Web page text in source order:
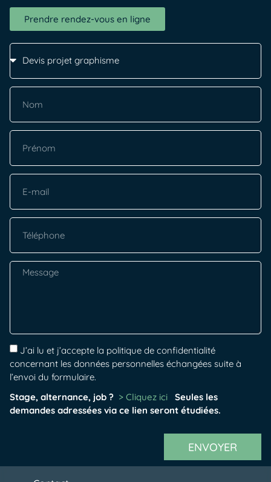
Prendre rendez-vous en ligne
J’ai lu et j’accepte la politique de confidentialité
concernant les données personnelles échangées suite à
l’envoi du formulaire.
Stage, alternance, job ? > Cliquez ici
Seules les
demandes adressées via ce lien seront étudiées.
ENVOYER